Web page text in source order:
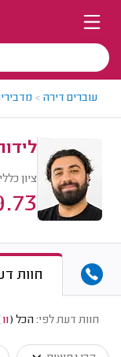
עוברים דירה >
ציון כללי
חוות
חוות דעת לפי: הכל (
11